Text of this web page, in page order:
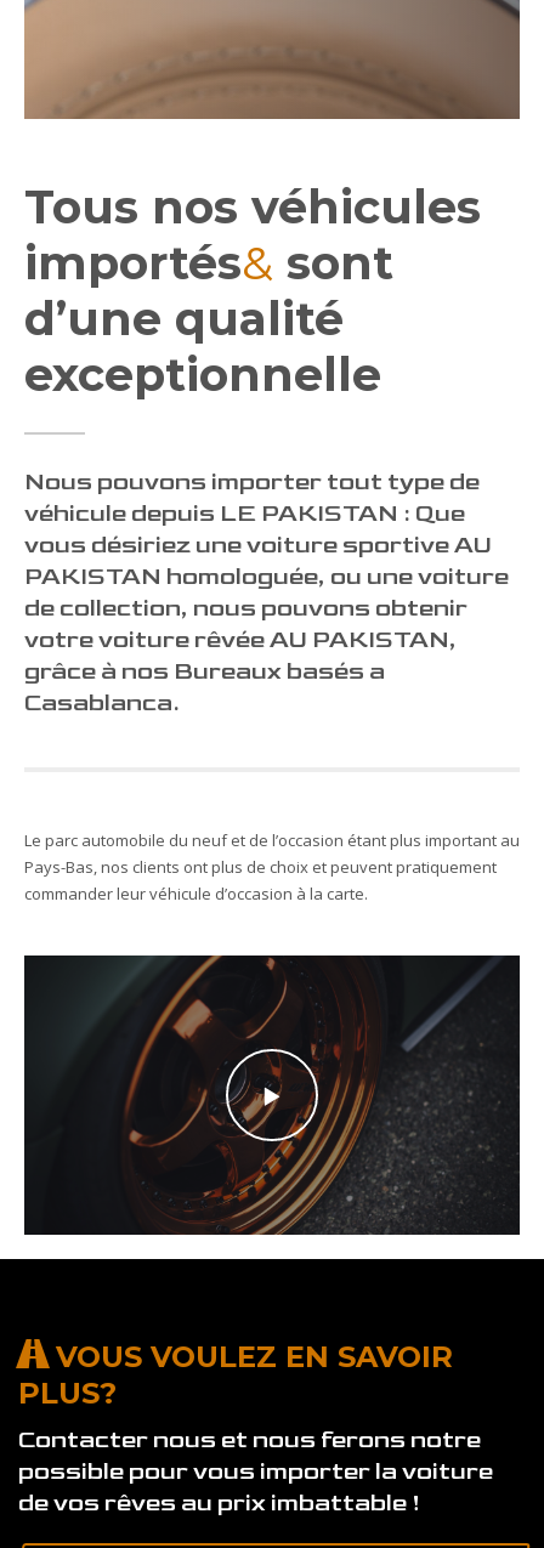
Tous nos véhicules
importés& sont
d’une qualité
exceptionnelle
Nous pouvons importer tout type de
véhicule depuis LE PAKISTAN : Que
vous désiriez une voiture sportive AU
PAKISTAN homologuée, ou une voiture
de collection, nous pouvons obtenir
votre voiture rêvée AU PAKISTAN,
grâce à nos Bureaux basés a
Casablanca.
Le parc automobile du neuf et de l’occasion étant plus important au
Pays-Bas, nos clients ont plus de choix et peuvent pratiquement
commander leur véhicule d’occasion à la carte.
VOUS VOULEZ EN SAVOIR
PLUS?
Contacter nous et nous ferons notre
possible pour vous importer la voiture
de vos rêves au prix imbattable !